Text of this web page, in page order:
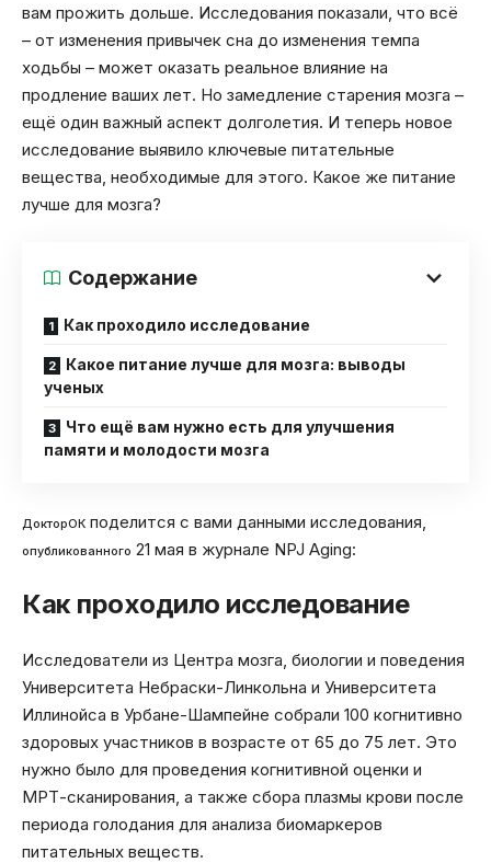
вам прожить дольше. Исследования показали, что всё
– от изменения привычек сна до изменения темпа
ходьбы – может оказать реальное влияние на
продление ваших лет. Но замедление старения мозга –
ещё один важный аспект долголетия. И теперь новое
исследование выявило ключевые питательные
вещества, необходимые для этого. Какое же питание
лучше для мозга?
Содержание
Как проходило исследование
Какое питание лучше для мозга: выводы
ученых
Что ещё вам нужно есть для улучшения
памяти и молодости мозга
ДокторОК поделится с вами данными исследования,
опубликованного 21 мая в журнале NPJ Aging:
Как проходило исследование
Исследователи из Центра мозга, биологии и поведения
Университета Небраски-Линкольна и Университета
Иллинойса в Урбане-Шампейне собрали 100 когнитивно
здоровых участников в возрасте от 65 до 75 лет. Это
нужно было для проведения когнитивной оценки и
МРТ-сканирования, а также сбора плазмы крови после
периода голодания для анализа биомаркеров
питательных веществ.